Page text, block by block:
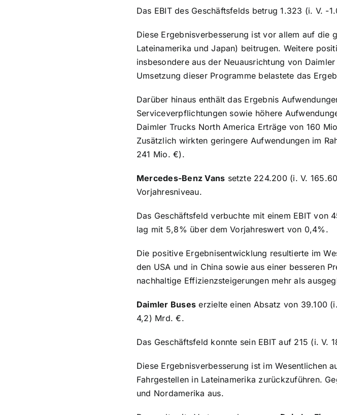
Das EBIT des Geschäftsfelds betrug 1.323 (i. V.
Diese Ergebnisverbesserung ist vor allem auf die
Lateinamerika und Japan) beitrugen. Weitere
insbesondere aus der Neuausrichtung von
Umsetzung dieser Programme belastete das
Darüber hinaus enthält das Ergebnis
Serviceverpflichtungen sowie höhere
Daimler Trucks North America Erträge von 160
Zusätzlich wirkten geringere Aufwendungen im
241 Mio. €).
Mercedes-Benz Vans setzte 224.200 (i. V.
Vorjahresniveau.
Das Geschäftsfeld verbuchte mit einem EBIT von
lag mit 5,8% über dem Vorjahreswert von 0,4%.
Die positive Ergebnisentwicklung resultierte im
den USA und in China sowie aus einer besseren
nachhaltige Effizienzsteigerungen mehr als
Daimler Buses erzielte einen Absatz von 39.100
4,2) Mrd. €.
Das Geschäftsfeld konnte sein EBIT auf 215 (i.
Diese Ergebnisverbesserung ist im Wesentlichen
Fahrgestellen in Lateinamerika zurückzuführen.
und Nordamerika aus.